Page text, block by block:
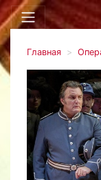
Главная